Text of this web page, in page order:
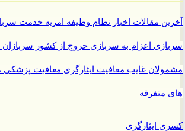
مقالاتاخبار نظام وظیفهامریهخدمت سربازی
اعزام به سربازیخروج از کشور سربازان
غایبمعافیت ایثارگریمعافیت پزشکی
متفرقه
ایثارگری